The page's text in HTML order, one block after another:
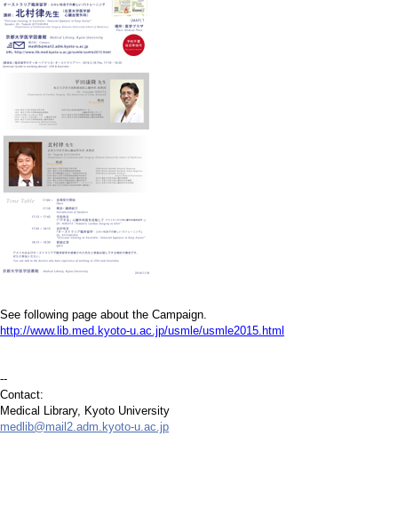
See following page about the Campaign.
http://www.lib.med.kyoto-u.ac.jp/usmle/usmle2015.html
--
Contact:
Medical Library, Kyoto University
medlib@mail2.adm.kyoto-u.ac.jp